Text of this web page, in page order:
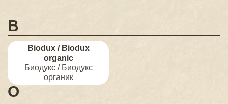
B
Biodux / Biodux
organic
Биодукс / Биодукс
органик
O